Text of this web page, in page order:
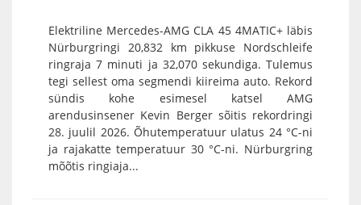
Elektriline Mercedes-AMG CLA 45 4MATIC+ läbis
Nürburgringi 20,832 km pikkuse Nordschleife
ringraja 7 minuti ja 32,070 sekundiga. Tulemus
tegi sellest oma segmendi kiireima auto. Rekord
sündis kohe esimesel katsel AMG
arendusinsener Kevin Berger sõitis rekordringi
28. juulil 2026. Õhutemperatuur ulatus 24 °C-ni
ja rajakatte temperatuur 30 °C-ni. Nürburgring
mõõtis ringiaja...